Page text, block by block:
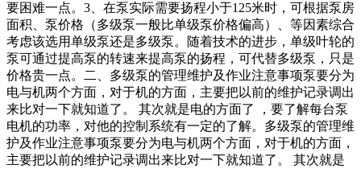
要困难一点。3、在泵实际需要扬程小于125米时，可根据泵房
面积、泵价格（多级泵一般比单级泵价格偏高）、等因素综合
考虑该选用单级泵还是多级泵。随着技术的进步，单级叶轮的
泵可通过提高泵的转速来提高泵的扬程，可代替多级泵，只是
价格贵一点。二、多级泵的管理维护及作业注意事项泵要分为
电与机两个方面，对于机的方面，主要把以前的维护记录调出
来比对一下就知道了。 其次就是电的方面了 ，要了解每台泵
电机的功率，对他的控制系统有一定的了解。多级泵的管理维
护及作业注意事项泵要分为电与机两个方面，对于机的方面，
主要把以前的维护记录调出来比对一下就知道了。 其次就是